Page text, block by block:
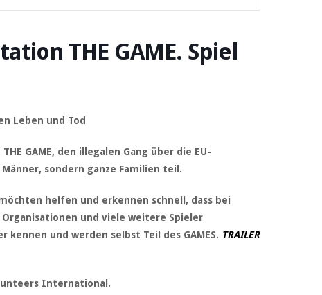
THE GAME. Spiel
Leben und Tod
GAME, den illegalen Gang über die EU-
sondern ganze Familien teil.
helfen und erkennen schnell, dass bei
und viele weitere Spieler
und werden selbst Teil des GAMES. TRAILER
International.